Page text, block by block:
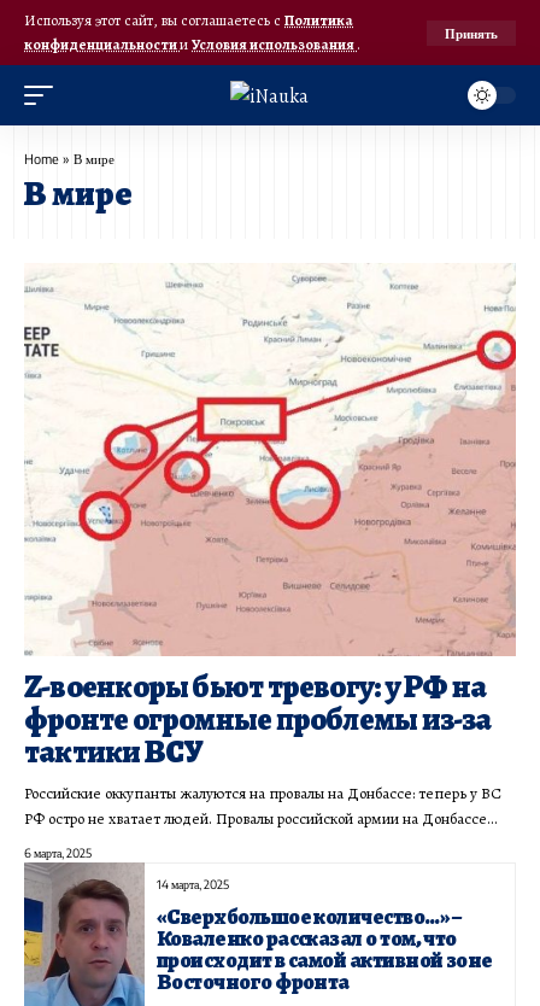
Используя этот сайт, вы соглашаетесь с Политика
конфиденциальностииУсловия использования.
Принять
Home » В мире
В мире
Z-военкоры бьют тревогу: у РФ на
фронте огромные проблемы из-за
тактики ВСУ
​Российские оккупанты жалуются на провалы на Донбассе: теперь у ВС
РФ остро не хватает людей. Провалы российской армии на Донбассе…
6 марта, 2025
14 марта, 2025
«Сверхбольшое количество…» –
Коваленко рассказал о том, что
происходит в самой активной зоне
Восточного фронта